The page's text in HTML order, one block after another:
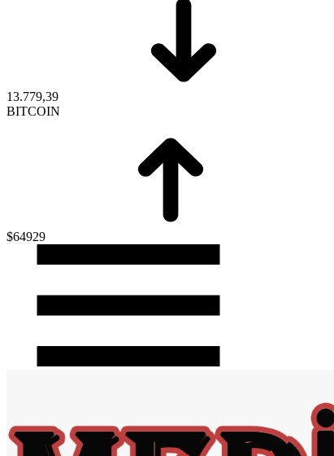
13.779,39
BITCOIN
$64929